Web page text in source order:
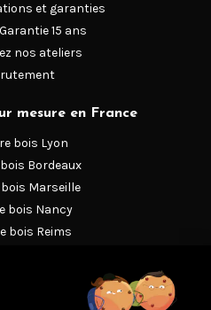
et garanties
15 ans
nos ateliers
mesure en France
bois Lyon
Bordeaux
Marseille
bois Nancy
bois Reims
bois Versailles